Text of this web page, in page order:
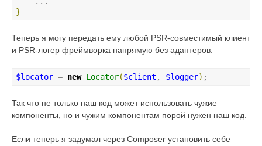
}
Теперь я могу передать ему любой PSR-совместимый клиент
и PSR-логер фреймворка напрямую без адаптеров:
$locator = new Locator($client , $logger) ;
Так что не только наш код может использовать чужие
компоненты, но и чужим компонентам порой нужен наш код.
Если теперь я задумал через Composer установить себе